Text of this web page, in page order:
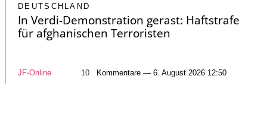
DEUTSCHLAND
In Verdi-Demonstration gerast: Haftstrafe
für afghanischen Terroristen
JF-Online 10 Kommentare — 6. August 2026 12:50